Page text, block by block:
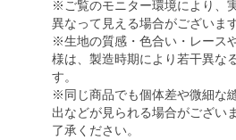
※ご覧のモニター環境により、
異なって見える場合がございます
※生地の質感・色合い・レース
様は、製造時期により若干異な
す。
※同じ商品でも個体差や微細な
出などが見られる場合がござい
了承ください。